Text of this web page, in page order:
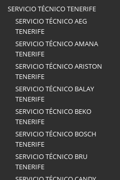
SERVICIO TÉCNICO TENERIFE
SERVICIO TÉCNICO AEG
TENERIFE
SERVICIO TÉCNICO AMANA
TENERIFE
SERVICIO TÉCNICO ARISTON
TENERIFE
SERVICIO TÉCNICO BALAY
TENERIFE
SERVICIO TÉCNICO BEKO
TENERIFE
SERVICIO TÉCNICO BOSCH
TENERIFE
SERVICIO TÉCNICO BRU
TENERIFE